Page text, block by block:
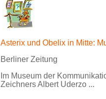
Asterix und Obelix in Mitte:
Berliner Zeitung
Im Museum der
Zeichners Albert Uderzo ...